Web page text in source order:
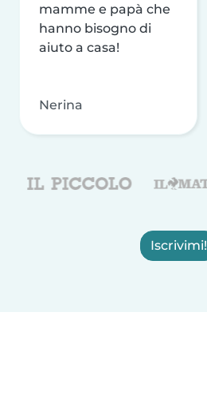
mamme e papà che
hanno bisogno di
aiuto a casa!
Nerina
Iscrivimi!